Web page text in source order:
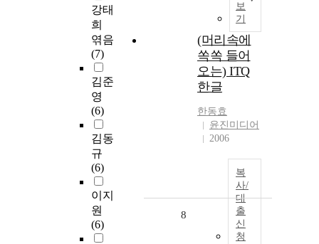
강태
희
엮음
(7)
김준
영
(6)
김동
규
(6)
이지
원
(6)
보
기
(머리속에
쏙쏙 들어
오는) ITQ
한글
한동효
윤진미디어
2006
복
사/
대
출
신
청
8